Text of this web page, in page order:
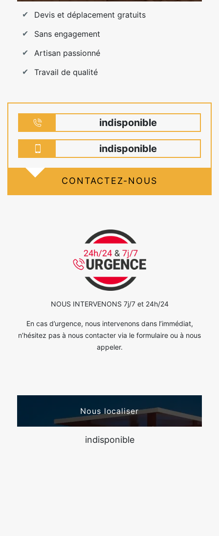
Devis et déplacement gratuits
Sans engagement
Artisan passionné
Travail de qualité
indisponible
indisponible
CONTACTEZ-NOUS
NOUS INTERVENONS 7j/7 et 24h/24
En cas d’urgence, nous intervenons dans l’immédiat,
n’hésitez pas à nous contacter via le formulaire ou à nous
appeler.
Nous localiser
indisponible